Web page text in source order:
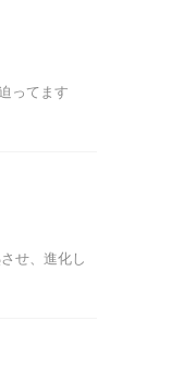
ってます
せ、進化し